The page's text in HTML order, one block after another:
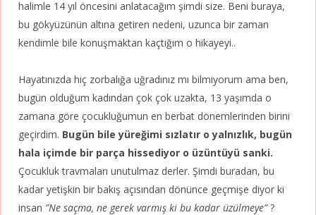
halimle 14 yıl öncesini anlatacağım şimdi size. Beni buraya,
bu gökyüzünün altına getiren nedeni, uzunca bir zaman
kendimle bile konuşmaktan kaçtığım o hikayeyi..
Hayatınızda hiç zorbalığa uğradınız mı bilmiyorum ama ben,
bugün olduğum kadından çok çok uzakta, 13 yaşımda o
zamana göre çocukluğumun en berbat dönemlerinden birini
geçirdim. Bugün bile yüreğimi sızlatır o yalnızlık, bugün
hala içimde bir parça hissediyor o üzüntüyü sanki.
Çocukluk travmaları unutulmaz derler. Şimdi buradan, bu
kadar yetişkin bir bakış açısından dönünce geçmişe diyor ki
insan ”Ne saçma, ne gerek varmış ki bu kadar üzülmeye”?